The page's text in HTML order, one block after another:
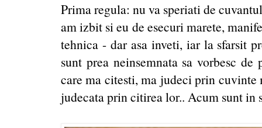
Prima regula: nu va speriati de
am izbit si eu de esecuri marete,
tehnica - dar asa inveti, iar la sfarsit
sunt prea neinsemnata sa vorbesc
care ma citesti, ma judeci prin cuvinte
judecata prin citirea lor.. Acum sunt in